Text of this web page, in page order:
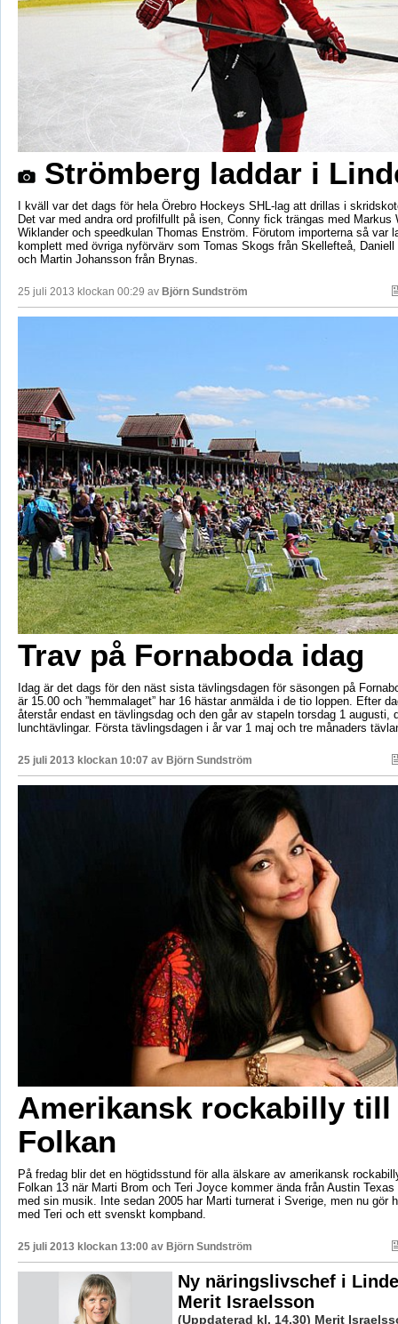
Strömberg laddar i
I kväll var det dags för hela Örebro Hockeys SHL-lag att drillas i
Det var med andra ord profilfullt på isen, Conny fick trängas med Markus
Wiklander och speedkulan Thomas Enström. Förutom importerna så var
komplett med övriga nyförvärv som Tomas Skogs från Skellefteå, Daniell
och Martin Johansson från Brynas.
25 juli 2013 klockan 00:29 av Björn Sundström
Trav på Fornaboda idag
Idag är det dags för den näst sista tävlingsdagen för säsongen på
är 15.00 och ”hemmalaget” har 16 hästar anmälda i de tio loppen. Efter
återstår endast en tävlingsdag och den går av stapeln torsdag 1 augusti,
lunchtävlingar. Första tävlingsdagen i år var 1 maj och tre månaders
25 juli 2013 klockan 10:07 av Björn Sundström
Amerikansk rockabilly till
Folkan
På fredag blir det en högtidsstund för alla älskare av amerikansk
Folkan 13 när Marti Brom och Teri Joyce kommer ända från Austin
med sin musik. Inte sedan 2005 har Marti turnerat i Sverige, men nu gör
med Teri och ett svenskt kompband.
25 juli 2013 klockan 13:00 av Björn Sundström
Ny näringslivschef i
Merit Israelsson
(Uppdaterad kl. 14.30) Merit